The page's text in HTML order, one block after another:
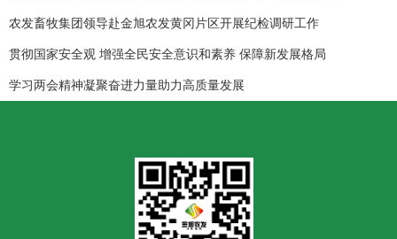
农发畜牧集团领导赴金旭农发黄冈片区开展纪检调研工作
贯彻国家安全观 增强全民安全意识和素养 保障新发展格局
学习两会精神凝聚奋进力量助力高质量发展